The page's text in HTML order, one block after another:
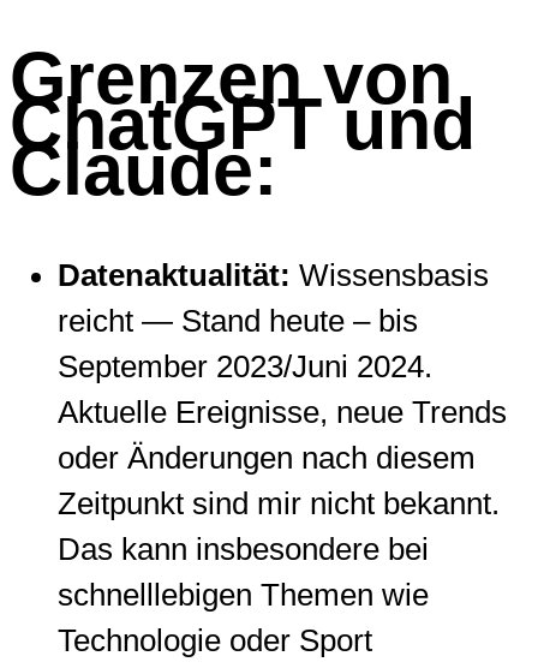
Grenzen von
ChatGPT und
Claude:
Datenaktualität: Wissensbasis
reicht — Stand heute – bis
September 2023/Juni 2024.
Aktuelle Ereignisse, neue Trends
oder Änderungen nach diesem
Zeitpunkt sind mir nicht bekannt.
Das kann insbesondere bei
schnelllebigen Themen wie
Technologie oder Sport